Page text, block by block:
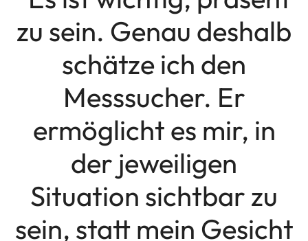
zu sein. Genau deshalb
schätze ich den
Messsucher. Er
ermöglicht es mir, in
der jeweiligen
Situation sichtbar zu
sein, statt mein Gesicht